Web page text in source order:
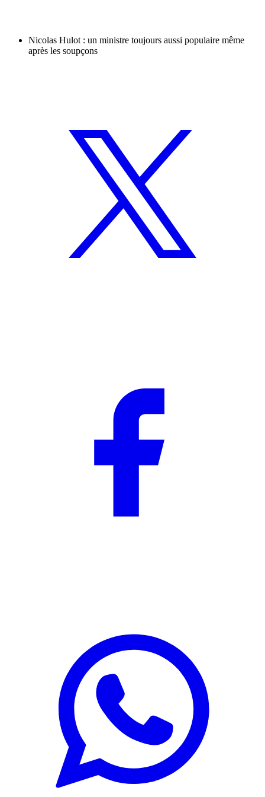
Nicolas Hulot : un ministre toujours aussi populaire même
après les soupçons